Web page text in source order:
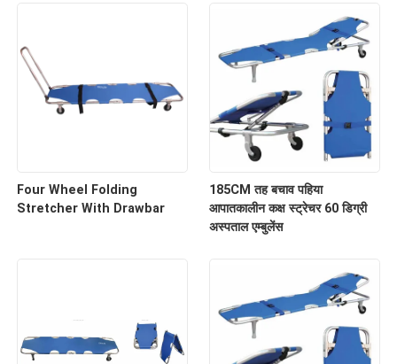
Four Wheel Folding
Stretcher With Drawbar
185CM तह बचाव पहिया
आपातकालीन कक्ष स्ट्रेचर 60 डिग्री
अस्पताल एम्बुलेंस